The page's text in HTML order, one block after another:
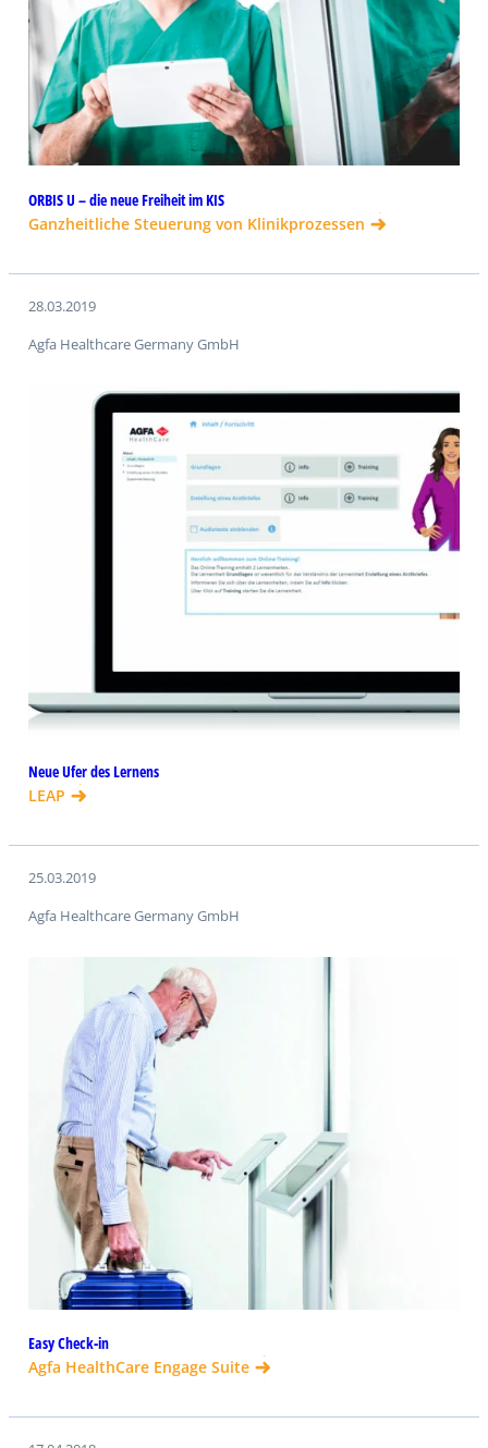
ORBIS U – die neue Freiheit im KIS
Ganzheitliche Steuerung von Klinikprozessen
28.03.2019
Agfa Healthcare Germany GmbH
Neue Ufer des Lernens
LEAP
25.03.2019
Agfa Healthcare Germany GmbH
Easy Check-in
Agfa HealthCare Engage Suite